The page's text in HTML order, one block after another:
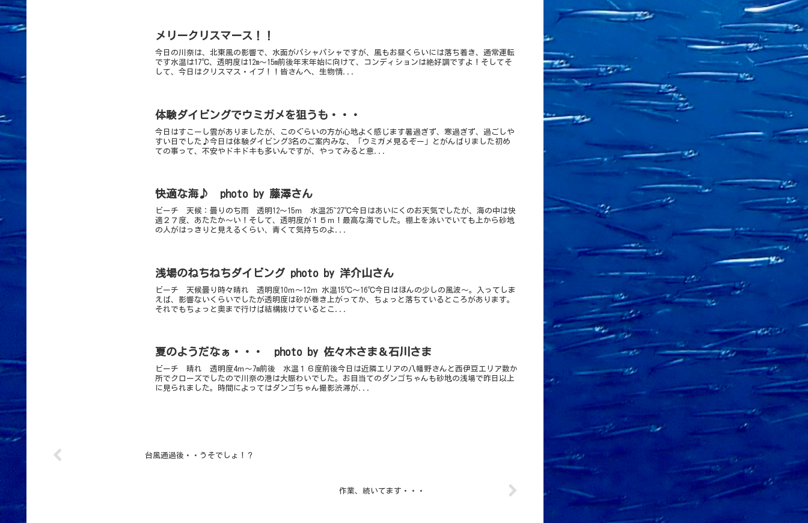
メリークリスマース！！
今日の川奈は、北東風の影響で、水面がパシャパシャですが、風もお昼くらいには落ち着き、通常運転
です水温は17℃、透明度は12m〜15m前後年末年始に向けて、コンディションは絶好調ですよ！そしてそ
して、今日はクリスマス・イブ！！皆さんへ、生物情...
体験ダイビングでウミガメを狙うも・・・
今日はすこーし雲がありましたが、このぐらいの方が心地よく感じます暑過ぎず、寒過ぎず、過ごしや
すい日でした♪今日は体験ダイビング3名のご案内みな、「ウミガメ見るぞー」とがんばりました初め
ての事って、不安やドキドキも多いんですが、やってみると意...
快適な海♪ photo by 藤澤さん
ビーチ 天候：曇りのち雨 透明12～15ｍ 水温25~27℃今日はあいにくのお天気でしたが、海の中は快
適２７度、あたたか～い！そして、透明度が１５ｍ！最高な海でした。棚上を泳いでいても上から砂地
の人がはっきりと見えるくらい、青くて気持ちのよ...
浅場のねちねちダイビング photo by 洋介山さん
ビーチ 天候曇り時々晴れ 透明度10ｍ～12ｍ 水温15℃～16℃今日はほんの少しの風波～。入ってしま
えば、影響ないくらいでしたが透明度は砂が巻き上がってか、ちょっと落ちているところがあります。
それでもちょっと奥まで行けば結構抜けているとこ...
夏のようだなぁ・・・ photo by 佐々木さま＆石川さま
ビーチ 晴れ 透明度4ｍ～7m前後 水温１６度前後今日は近隣エリアの八幡野さんと西伊豆エリア数か
所でクローズでしたので川奈の港は大賑わいでした。お目当てのダンゴちゃんも砂地の浅場で昨日以上
に見られました。時間によってはダンゴちゃん撮影渋滞が...
台風通過後・・うそでしょ！？
作業、続いてます・・・